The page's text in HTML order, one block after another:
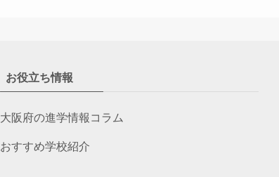
お役立ち情報
大阪府の進学情報コラム
おすすめ学校紹介